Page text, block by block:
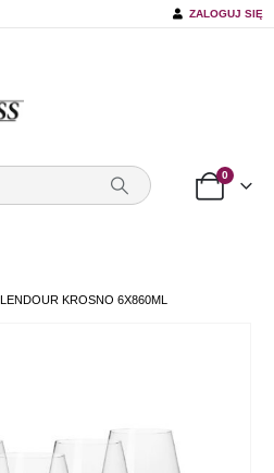
ZALOGUJ SIĘ
0
KROSNO 6X860ML